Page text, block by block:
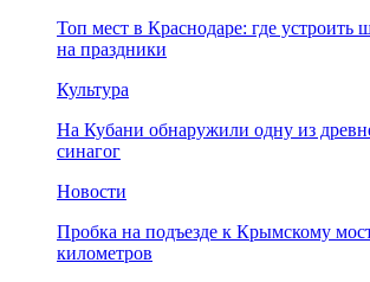
Топ мест в Краснодаре: где устроить
на праздники
Культура
На Кубани обнаружили одну из
синагог
Новости
Пробка на подъезде к Крымскому
километров